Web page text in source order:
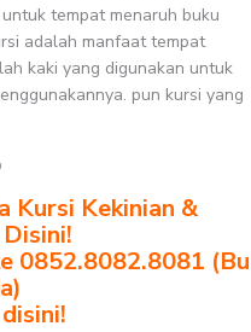
tempat menaruh buku
adalah manfaat tempat
kaki yang digunakan untuk
pun kursi yang
Kursi Kekinian &
0852.8082.8081 (Bu